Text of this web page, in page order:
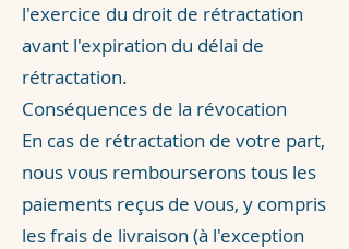
l'exercice du droit de rétractation
avant l'expiration du délai de
rétractation.
Conséquences de la révocation
En cas de rétractation de votre part,
nous vous rembourserons tous les
paiements reçus de vous, y compris
les frais de livraison (à l'exception